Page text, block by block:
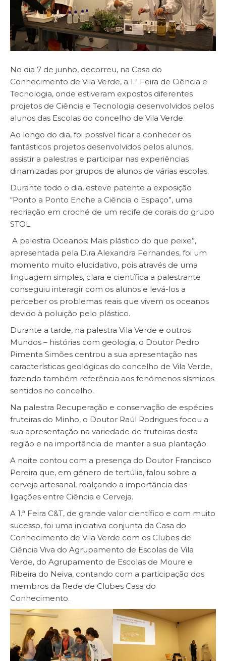
No dia 7 de junho, decorreu, na Casa do
Conhecimento de Vila Verde, a 1.ª Feira de Ciência e
Tecnologia, onde estiveram expostos diferentes
projetos de Ciência e Tecnologia desenvolvidos pelos
alunos das Escolas do concelho de Vila Verde.
Ao longo do dia, foi possível ficar a conhecer os
fantásticos projetos desenvolvidos pelos alunos,
assistir a palestras e participar nas experiências
dinamizadas por grupos de alunos de várias escolas.
Durante todo o dia, esteve patente a exposição
“Ponto a Ponto Enche a Ciência o Espaço”, uma
recriação em croché de um recife de corais do grupo
STOL.
A palestra Oceanos: Mais plástico do que peixe”,
apresentada pela D.ra Alexandra Fernandes, foi um
momento muito elucidativo, pois através de uma
linguagem simples, clara e científica a palestrante
conseguiu interagir com os alunos e levá-los a
perceber os problemas reais que vivem os oceanos
devido à poluição pelo plástico.
Durante a tarde, na palestra Vila Verde e outros
Mundos – histórias com geologia, o Doutor Pedro
Pimenta Simões centrou a sua apresentação nas
características geológicas do concelho de Vila Verde,
fazendo também referência aos fenómenos sísmicos
sentidos no concelho.
Na palestra Recuperação e conservação de espécies
fruteiras do Minho, o Doutor Raúl Rodrigues focou a
sua apresentação na variedade de fruteiras desta
região e na importância de manter a sua plantação.
A noite contou com a presença do Doutor Francisco
Pereira que, em género de tertúlia, falou sobre a
cerveja artesanal, realçando a importância das
ligações entre Ciência e Cerveja.
A 1.ª Feira C&T, de grande valor científico e com muito
sucesso, foi uma iniciativa conjunta da Casa do
Conhecimento de Vila Verde com os Clubes de
Ciência Viva do Agrupamento de Escolas de Vila
Verde, do Agrupamento de Escolas de Moure e
Ribeira do Neiva, contando com a participação dos
membros da Rede de Clubes Casa do
Conhecimento.